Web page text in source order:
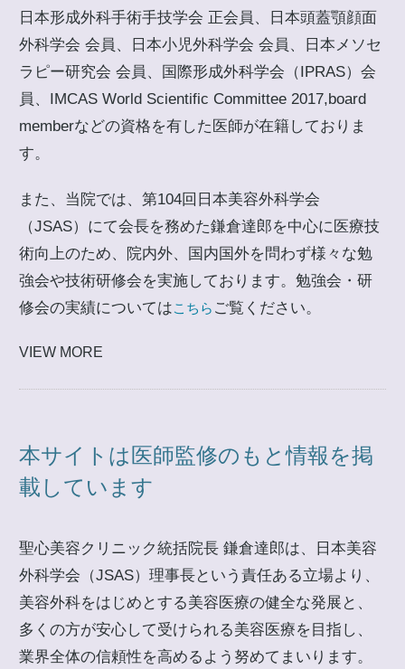
日本形成外科手術手技学会 正会員、日本頭蓋顎顔面
外科学会 会員、日本小児外科学会 会員、日本メソセ
ラピー研究会 会員、国際形成外科学会（IPRAS）会
員、IMCAS World Scientific Committee 2017,board
memberなどの資格を有した医師が在籍しておりま
す。
また、当院では、第104回日本美容外科学会
（JSAS）にて会長を務めた鎌倉達郎を中心に医療技
術向上のため、院内外、国内国外を問わず様々な勉
強会や技術研修会を実施しております。勉強会・研
修会の実績についてはこちら ご覧ください。
VIEW MORE
本サイトは医師監修のもと情報を掲
載しています
聖心美容クリニック統括院長 鎌倉達郎は、日本美容
外科学会（JSAS）理事長という責任ある立場より、
美容外科をはじめとする美容医療の健全な発展と、
多くの方が安心して受けられる美容医療を目指し、
業界全体の信頼性を高めるよう努めてまいります。